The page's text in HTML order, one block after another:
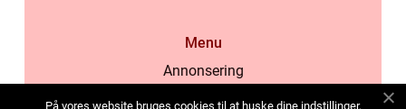
Menu
Annonsering
På vores website bruges cookies til at huske dine indstillinger,